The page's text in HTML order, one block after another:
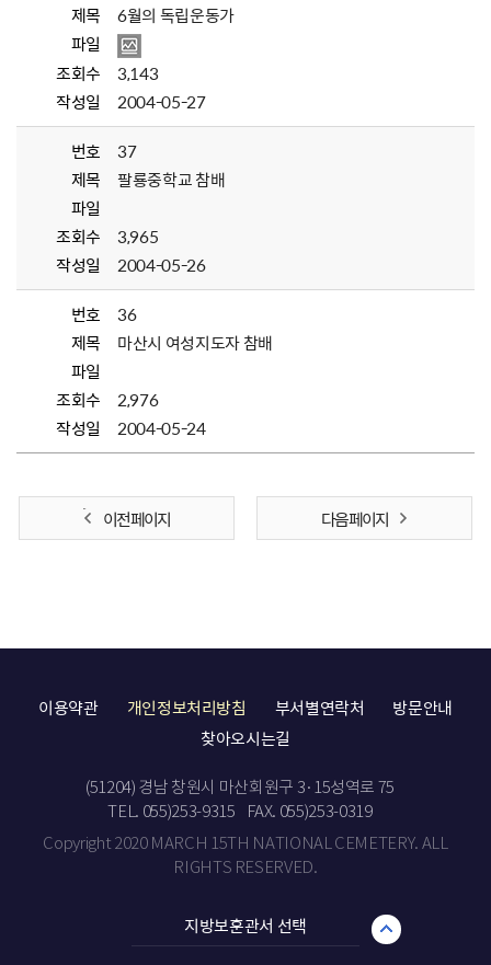
제목
6월의 독립운동가
파일
조회수
3,143
작성일
2004-05-27
번호
37
제목
팔룡중학교 참배
파일
조회수
3,965
작성일
2004-05-26
번호
36
제목
마산시 여성지도자 참배
파일
조회수
2,976
작성일
2004-05-24
이전 페이지 다음 페이지
이용약관 개인정보처리방침 부서별연락처
방문안내
찾아오시는길
(51204) 경남 창원시 마산회원구 3·15성역로 75
TEL. 055)253-9315
FAX. 055)253-0319
Copyright 2020 MARCH 15TH NATIONAL CEMETERY. ALL
RIGHTS RESERVED.
지방보훈관서 선택